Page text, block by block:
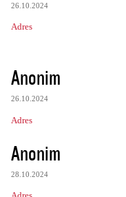
26.10.2024
Adres
Anonim
26.10.2024
Adres
Anonim
28.10.2024